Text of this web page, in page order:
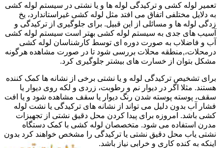
تعمیر لوله کشی و ترکیدگی لوله ها و یا نشتی در سیستم لوله کشی
به دلایل مختلفی اتفاق می افتد مثل لوله کشی غیراستاندارد، یخ
زدگی لوله ها و مسائلی از این قبیل. برای جلوگیری از ترکیدگی و
آسیب های جدی به سیستم لوله کشی بهتر است سیستم لوله کشی
آب و فاضلاب به صورت دوره ای توسط کارشناسان لوله کشی
درمحلات،,منطقه محلات بررسی شود تا در صورت مشاهده هرگونه
مشکل بتوان از خسارت های بیشتر جلوگیری کرد.
برای تشخیص ترکیدگی لوله و یا نشتی برخی از نشانه ها کمک کننده
هستند. مثلا اگر در دیوار نم و رطوبت، زردی و لکه روی دیوار یا
سقف، پوسته پوسته شدن رنگ دیوار یا سقف مشاهده شود و یا افت
فشار آب بدون دلیل می تواند از نشانه های ترکیدگی یا نشت لوله
کشی باشد. امروزه برای پیدا کردن محل دقیق نشتی از تجهیزات
مدرن استفاده می شود. متخصصان لوله کشی با کمک دستگاه
نشتی یاب محل دقیق نشتی یا ترکیدگی را مشخص خواهند کرد بدون
اینکه به کنده کاری و خرابی نیاز باشد.